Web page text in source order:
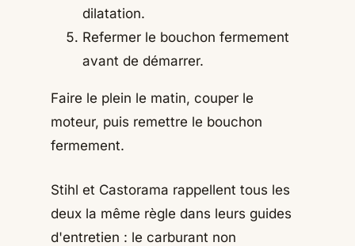
dilatation.
Refermer le bouchon fermement
avant de démarrer.
Faire le plein le matin, couper le
moteur, puis remettre le bouchon
fermement.
Stihl et Castorama rappellent tous les
deux la même règle dans leurs guides
d'entretien : le carburant non